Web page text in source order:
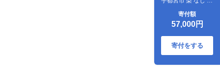
直送 ※2026年9月
～発送
寄付額
57,000円
寄付をする